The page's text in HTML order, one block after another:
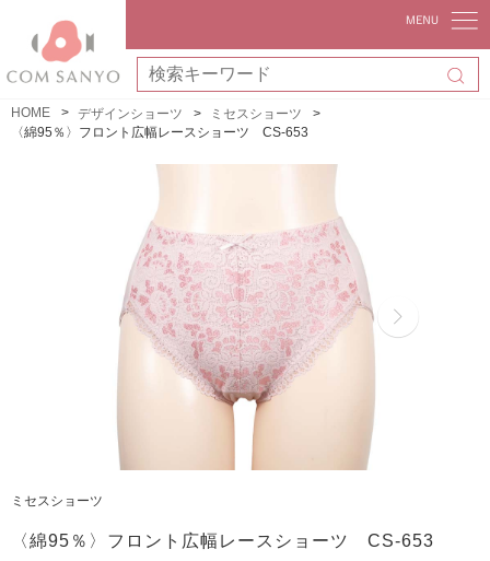
HOME デザインショーツ
ミセスショーツ
〈綿95％〉フロント広幅レースショーツ CS-653
ミセスショーツ
〈綿95％〉フロント広幅レースショーツ CS-653